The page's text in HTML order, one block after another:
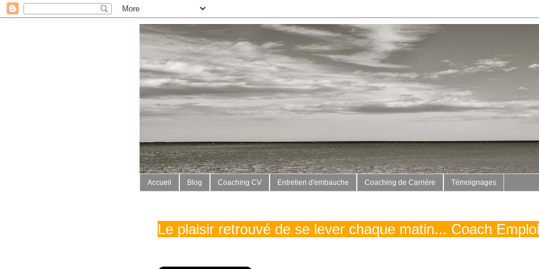
Accueil Blog Coaching CV Entretien d'embauche Coaching de Carrière Témoignages
Le plaisir retrouvé de se lever chaque matin... Coach Emploi